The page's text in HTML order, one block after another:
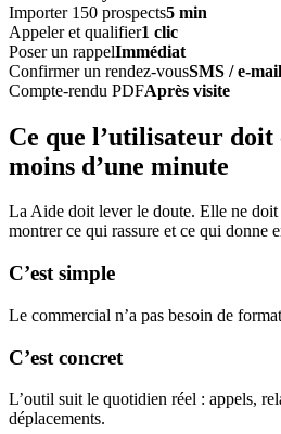
Importer 150 prospects5 min
Appeler et qualifier1 clic
Poser un rappelImmédiat
Confirmer un rendez-vousSMS / e-mail
Compte-rendu PDFAprès visite
Ce que l’utilisateur
moins d’une minute
La Aide doit lever le doute. Elle ne
montrer ce qui rassure et ce qui donne
C’est simple
Le commercial n’a pas besoin de
C’est concret
L’outil suit le quotidien réel : appels,
déplacements.